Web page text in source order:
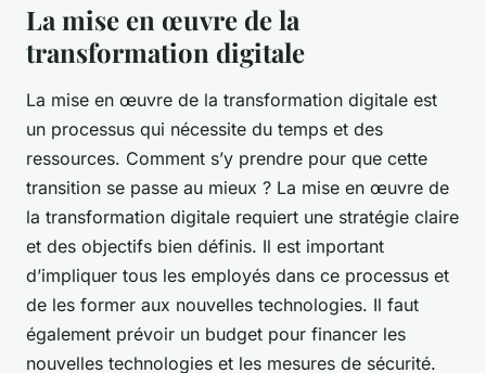
La mise en œuvre de la
transformation digitale
La mise en œuvre de la transformation digitale est
un processus qui nécessite du temps et des
ressources. Comment s’y prendre pour que cette
transition se passe au mieux ? La mise en œuvre de
la transformation digitale requiert une stratégie claire
et des objectifs bien définis. Il est important
d’impliquer tous les employés dans ce processus et
de les former aux nouvelles technologies. Il faut
également prévoir un budget pour financer les
nouvelles technologies et les mesures de sécurité.